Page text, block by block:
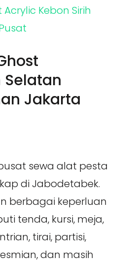
Jakarta
sewa alat pesta
di Jabodetabek.
berbagai keperluan
tenda, kursi, meja,
tirai, partisi,
dan masih